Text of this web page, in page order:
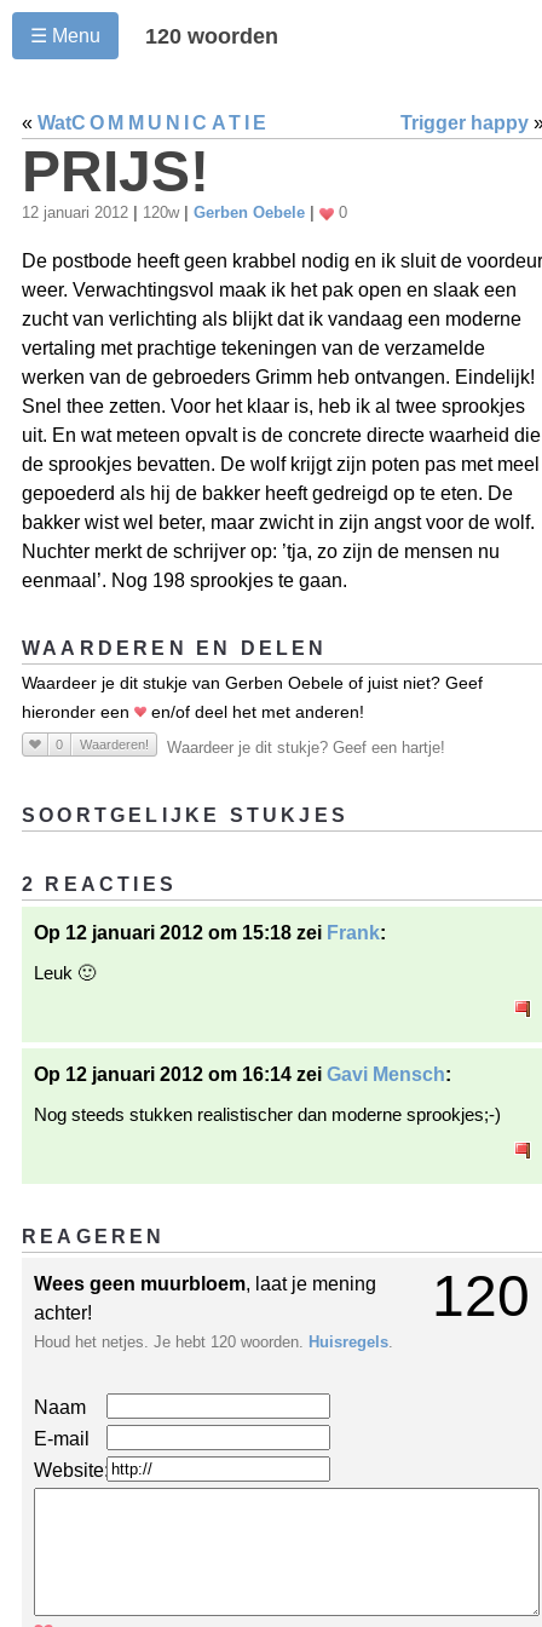
☰ Menu 120 woorden
« Wat Trigger happy
COMMUNICATIE
PRIJS!
12 januari 2012 120w Gerben Oebele 0
De postbode heeft geen krabbel nodig en ik sluit de voordeur
weer. Verwachtingsvol maak ik het pak open en slaak een
zucht van verlichting als blijkt dat ik vandaag een moderne
vertaling met prachtige tekeningen van de verzamelde
werken van de gebroeders Grimm heb ontvangen. Eindelijk!
Snel thee zetten. Voor het klaar is, heb ik al twee sprookjes
uit. En wat meteen opvalt is de concrete directe waarheid die
de sprookjes bevatten. De wolf krijgt zijn poten pas met meel
gepoederd als hij de bakker heeft gedreigd op te eten. De
bakker wist wel beter, maar zwicht in zijn angst voor de wolf.
Nuchter merkt de schrijver op: ’tja, zo zijn de mensen nu
eenmaal’. Nog 198 sprookjes te gaan.
WAARDEREN EN DELEN
Waardeer je dit stukje van Gerben Oebele of juist niet? Geef
hieronder een
en/of deel het met anderen!
0 Waarderen! Waardeer je dit stukje? Geef een hartje!
SOORTGELIJKE STUKJES
2 REACTIES
Op 12 januari 2012 om 15:18 zei Frank:
Leuk 🙂
Op 12 januari 2012 om 16:14 zei Gavi Mensch:
Nog steeds stukken realistischer dan moderne sprookjes;-)
REAGEREN
120
Wees geen muurbloem, laat je mening
achter!
Houd het netjes. Je hebt 120 woorden. Huisregels
Naam
E-mail
Website: